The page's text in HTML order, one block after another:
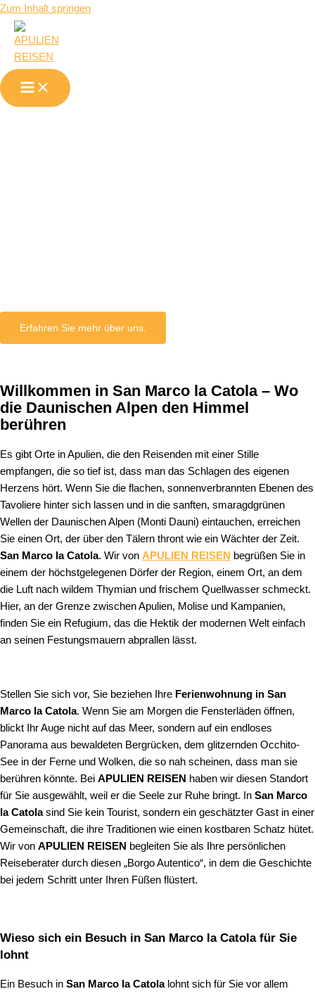
Zum Inhalt springen
Erfahren Sie mehr über uns.
Willkommen in San Marco la Catola – Wo
die Daunischen Alpen den Himmel
berühren
Es gibt Orte in Apulien, die den Reisenden mit einer Stille
empfangen, die so tief ist, dass man das Schlagen des eigenen
Herzens hört. Wenn Sie die flachen, sonnenverbrannten Ebenen des
Tavoliere hinter sich lassen und in die sanften, smaragdgrünen
Wellen der Daunischen Alpen (Monti Dauni) eintauchen, erreichen
Sie einen Ort, der über den Tälern thront wie ein Wächter der Zeit.
San Marco la Catola. Wir von APULIEN REISEN begrüßen Sie in
einem der höchstgelegenen Dörfer der Region, einem Ort, an dem
die Luft nach wildem Thymian und frischem Quellwasser schmeckt.
Hier, an der Grenze zwischen Apulien, Molise und Kampanien,
finden Sie ein Refugium, das die Hektik der modernen Welt einfach
an seinen Festungsmauern abprallen lässt.
Stellen Sie sich vor, Sie beziehen Ihre Ferienwohnung in San
Marco la Catola. Wenn Sie am Morgen die Fensterläden öffnen,
blickt Ihr Auge nicht auf das Meer, sondern auf ein endloses
Panorama aus bewaldeten Bergrücken, dem glitzernden Occhito-
See in der Ferne und Wolken, die so nah scheinen, dass man sie
berühren könnte. Bei APULIEN REISEN haben wir diesen Standort
für Sie ausgewählt, weil er die Seele zur Ruhe bringt. In San Marco
la Catolasind Sie kein Tourist, sondern ein geschätzter Gast in einer
Gemeinschaft, die ihre Traditionen wie einen kostbaren Schatz hütet.
Wir von APULIEN REISEN begleiten Sie als Ihre persönlichen
Reiseberater durch diesen „Borgo Autentico“, in dem die Geschichte
bei jedem Schritt unter Ihren Füßen flüstert.
Wieso sich ein Besuch in San Marco la Catola für Sie
lohnt
Ein Besuch in San Marco la Catolalohnt sich für Sie vor allem